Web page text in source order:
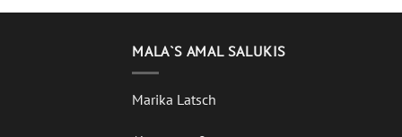
MALA`S AMAL SALUKIS
Marika Latsch